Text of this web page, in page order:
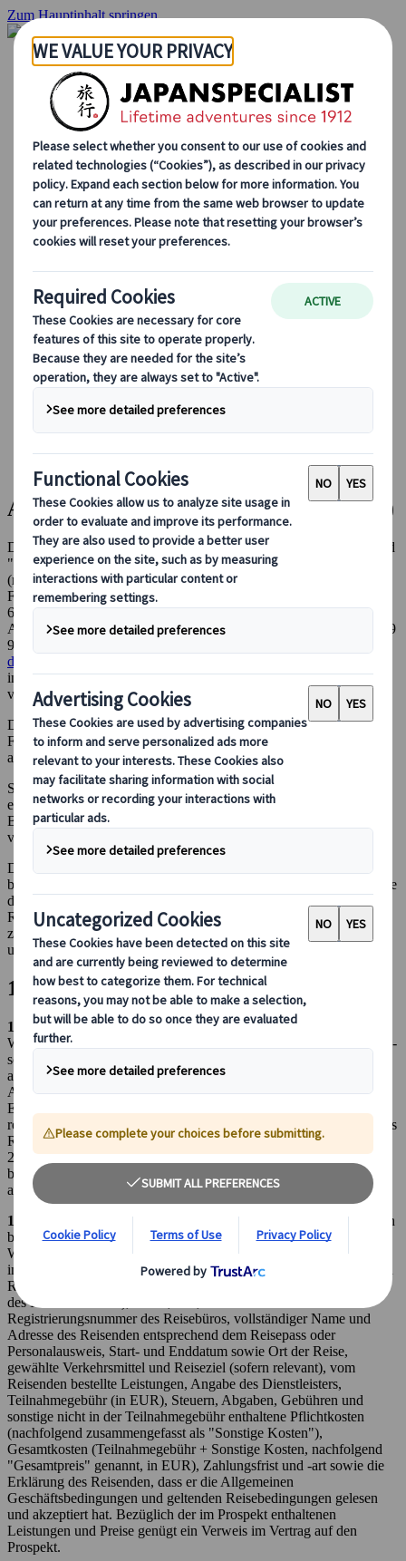
Zum Hauptinhalt springen
Startseite
Rundreisen
Individuelle Reisen
Gruppenreisen
Selbstfahrerreisen
Ausflüge
Maßgeschneiderte Gruppenreisen
Japan Rail Pass
Wie wir arbeiten
Über uns
Treffen Sie unser Team
Werden Sie Teil unseres Teams
Saisonale Reisetipps
Highlights des Reiseziels
Kulturelle Einblicke
Kulinarische Erlebnisse
Entdecke Japan mit dem Zug
Häufig gestellte Fragen
Wichtige Informationen
Etikette in Japan
Autofahren in Japan
Bei uns buchen
Japan Rail Pass
Unterkunft
Online-Beratung
Allgemeine Geschäftsbedingungen (AGB)
Die vorliegenden Allgemeinen Geschäftsbedingungen (nachfolgend
"AGB") regeln das Vertragsverhältnis zwischen dem Kunden
(nachfolgend "Kunde") und derJTB Germany GmbH
Frankfurt am Main, Geschäftsanschrift: Hanauer Landstraße 291B,
60314 Frankfurt am Main, eingetragen im Handelsregister des
Amtsgerichts Frankfurt am Main unter HRB 22324, Tel.: +49 69 29
987840, Website:
de@japanspecialist.com
insbesondere im Hinblick auf den Abschluss und die Durchführung
von Reiseverträgen im Sinne der §§ 651a ff. BGB.
Diese AGB gelten auch für Reiseverträge, die im Wege des
Fernabsatzes (z. B. Online-Buchung oder E-Mail-Korrespondenz)
abgeschlossen werden.
Soweit in einer Buchungsbestätigung, einem Bestellformular oder
einer individuellen Vereinbarung in Textform abweichende
Bedingungen geregelt sind, gehen diese den nachfolgenden AGB
vor.
Die AGB, gemeinsam mit den in der Buchungsbestätigung
bestätigten Leistungsbeschreibungen, Informationen auf der Website
des Reiseveranstalters, gegebenenfalls ausgehändigten
Reiseunterlagen sowie der Reiseanmeldung des Kunden, bilden
zusammen den Reisevertrag und regeln die gegenseitigen Rechte
und Pflichten von Reiseveranstalter und Kunde.
1. Zustandekommen des Reisevertrags
1.1
Der Kunde kann die Leistungen des Reiseveranstalters über die
Websitehttps://de.japanspecialist.com
, telefonisch, per E-Mail oder -
sofern angeboten - über ein kooperierendes Reisebüro oder direkt
am Sitz des Reiseveranstalters in Frankfurt am Main buchen.
Abhängig vom Buchungsweg ist die Bestellung in schriftlicher, per
E-Mail oder Online-Form gültig. Der Reisevertrag kommt
rechtsgültig zustande, wenn (i) der Reisende das Bestellformular des
Reisebüros unterzeichnet hat und (ii) die Anzahlung gemäß Punkt
2.1 geleistet hat - und tritt frühestens an dem Tag in Kraft, an dem
beide Bedingungen (i) und (ii) vom Reisebüro schriftlich
angenommen und bestätigt wurden.
1.2
Das Bestellformular enthält die Angaben zu den vom Reisenden
bestellten Reiseleistungen aus dem Programmprospekt, von der
Website oder von der Website des Reisevermittlers. Darunter fallen
insbesondere die Beschreibung der vom Reisebüro zu erbringenden
Reiseleistungen (oder - bei Vertragsschluss über einen Vermittler -
des Reisevermittlers), Name, Sitz, Telefonnummer und
Registrierungsnummer des Reisebüros, vollständiger Name und
Adresse des Reisenden entsprechend dem Reisepass oder
Personalausweis, Start- und Enddatum sowie Ort der Reise,
gewählte Verkehrsmittel und Reiseziel (sofern relevant), vom
Reisenden bestellte Leistungen, Angabe des Dienstleisters,
Teilnahmegebühr (in EUR), Steuern, Abgaben, Gebühren und
sonstige nicht in der Teilnahmegebühr enthaltene Pflichtkosten
(nachfolgend zusammengefasst als "Sonstige Kosten"),
Gesamtkosten (Teilnahmegebühr + Sonstige Kosten, nachfolgend
"Gesamtpreis" genannt, in EUR), Zahlungsfrist und -art sowie die
Erklärung des Reisenden, dass er die Allgemeinen
Geschäftsbedingungen und geltenden Reisebedingungen gelesen
und akzeptiert hat. Bezüglich der im Prospekt enthaltenen
Leistungen und Preise genügt ein Verweis im Vertrag auf den
Prospekt.